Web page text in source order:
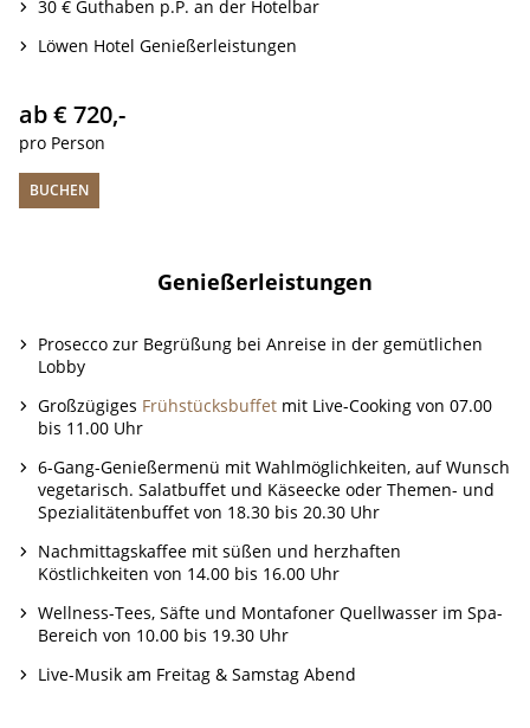
30 € Guthaben p.P. an der Hotelbar
Löwen Hotel Genießerleistungen
ab € 720,-
pro Person
BUCHEN
Genießerleistungen
Prosecco zur Begrüßung bei Anreise in der gemütlichen
Lobby
Großzügiges Frühstücksbuffet mit Live-Cooking von 07.00
bis 11.00 Uhr
6-Gang-Genießermenü mit Wahlmöglichkeiten, auf Wunsch
vegetarisch. Salatbuffet und Käseecke oder Themen- und
Spezialitätenbuffet von 18.30 bis 20.30 Uhr
Nachmittagskaffee mit süßen und herzhaften
Köstlichkeiten von 14.00 bis 16.00 Uhr
Wellness-Tees, Säfte und Montafoner Quellwasser im Spa-
Bereich von 10.00 bis 19.30 Uhr
Live-Musik am Freitag & Samstag Abend